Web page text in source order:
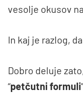
vesolje okusov
In kaj je razlog,
Dobro deluje
“petčutni formuli